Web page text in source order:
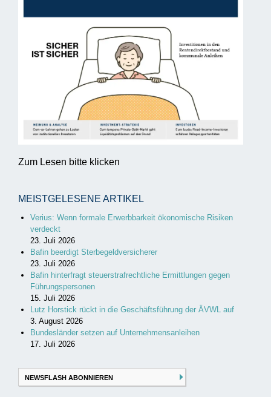
Zum Lesen bitte klicken
MEISTGELESENE ARTIKEL
Verius: Wenn formale Erwerbbarkeit ökonomische Risiken
verdeckt
23. Juli 2026
Bafin beerdigt Sterbegeldversicherer
23. Juli 2026
Bafin hinterfragt steuerstrafrechtliche Ermittlungen gegen
Führungspersonen
15. Juli 2026
Lutz Horstick rückt in die Geschäftsführung der ÄVWL auf
3. August 2026
Bundesländer setzen auf Unternehmensanleihen
17. Juli 2026
NEWSFLASH ABONNIEREN